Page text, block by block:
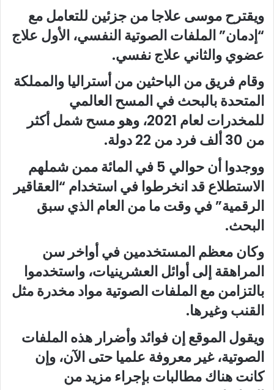
ويقترح موسى علاجا من جزئين للتعامل مع
“إدمان” الملفات الصوتية النفسي، الأول علاج
عضوي والثاني علاج نفسي.
وقام فريق من الباحثين من أستراليا والمملكة
المتحدة بالبحث في المسح العالمي
للمخدرات لعام 2021، وهو مسح شمل أكثر
من 30 ألف فرد من 22 دولة.
ووجدوا أن حوالي 5 في المائة ممن شملهم
الاستطلاع قد انخرطوا في استخدام “العقاقير
الرقمية” في وقت ما من العام الذي سبق
البحث.
وكان معظم المستخدمين في أواخر سن
المراهقة إلى أوائل العشرينيات، واستخدموا
بالتزامن مع الملفات الصوتية مواد مخدرة مثل
القنب وغيرها.
ويقول الموقع إن فوائد وأضرار هذه الملفات
الصوتية، غير معروفة علميا حتى الآن، وإن
كانت هناك مطالبات بإجراء مزيد من